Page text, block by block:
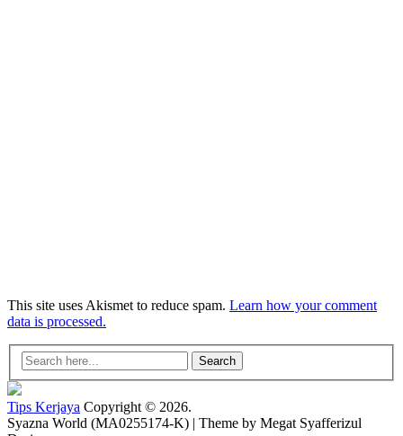
This site uses Akismet to reduce spam. Learn how your comment
data is processed.
Search
Tips Kerjaya Copyright © 2026.
Syazna World (MA0255174-K) | Theme by Megat Syafferizul